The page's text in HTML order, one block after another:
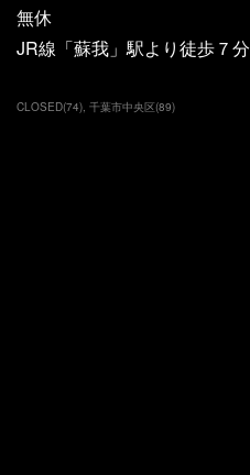
無休
JR線「蘇我」駅より徒歩７分
CLOSED(74) 千葉市中央区(89)